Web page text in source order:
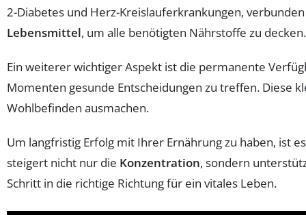
2-Diabetes und Herz-Kreislauferkrankungen,
Lebensmittel, um alle benötigten Nährstoffe zu decken.
Ein weiterer wichtiger Aspekt ist die permanente
Momenten gesunde Entscheidungen zu treffen. Diese
Wohlbefinden ausmachen.
Um langfristig Erfolg mit Ihrer Ernährung zu haben, ist
steigert nicht nur die Konzentration, sondern
Schritt in die richtige Richtung für ein vitales Leben.